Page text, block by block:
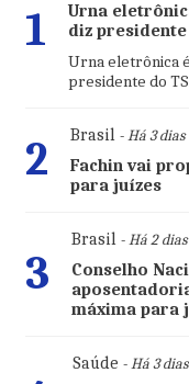
1
Urna
diz presidente
Urna eletrônica
presidente do
2 Brasil- Há 3 dias
Fachin vai
para juízes
3
Brasil- Há 2 dias
Conselho
máxima para
Saúde - Há 3 dias